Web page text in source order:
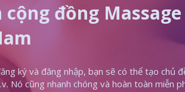
đồng
ký và đăng nhập, bạn sẽ có thể tạo chủ
Nó cũng nhanh chóng và hoàn toàn miễn